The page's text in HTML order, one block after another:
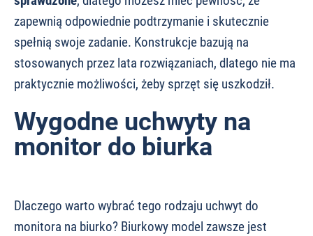
zapewnią odpowiednie podtrzymanie i skutecznie
spełnią swoje zadanie. Konstrukcje bazują na
stosowanych przez lata rozwiązaniach, dlatego nie ma
praktycznie możliwości, żeby sprzęt się uszkodził.
Wygodne uchwyty na
monitor do biurka
Dlaczego warto wybrać tego rodzaju uchwyt do
monitora na biurko? Biurkowy model zawsze jest